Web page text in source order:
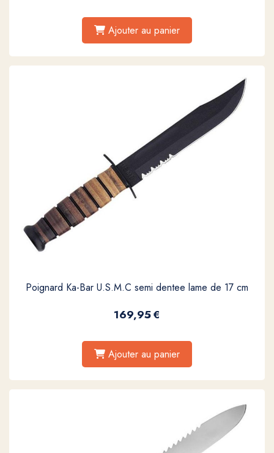
Ajouter au panier
Poignard Ka-Bar U.S.M.C semi dentee lame de 17 cm
169,95€
Ajouter au panier